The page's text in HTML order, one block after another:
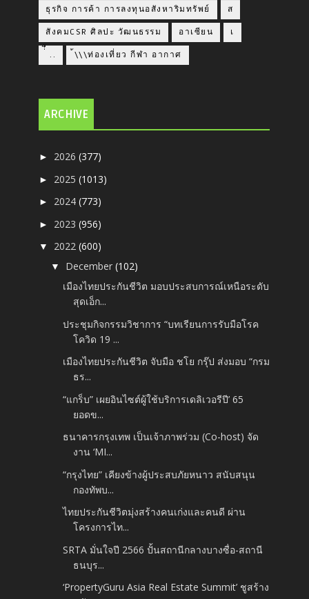
ธุรกิจ การค้า การลงทุนอสังหาริมทรัพย์ ส
สังคมCSR ศิลปะ วัฒนธรรม อาเซียน เ
่่ื​ .. ้\\\ท่องเที่ยว กีฬา อากาศ
ARCHIVE
► 2026(377)
► 2025(1013)
► 2024(773)
► 2023(956)
▼ 2022(600)
▼ December(102)
เมืองไทยประกันชีวิต มอบประสบการณ์เหนือระดับ
สุดเอ็ก...
ประชุมกิจกรรมวิชาการ “บทเรียนการรับมือโรค
โควิด 19 ...
เมืองไทยประกันชีวิต จับมือ ชโย กรุ๊ป ส่งมอบ “กรม
ธร...
“แกร็บ” เผยอินไซต์ผู้ใช้บริการเดลิเวอรีปี’ 65
ยอดข...
ธนาคารกรุงเทพ เป็นเจ้าภาพร่วม (Co-host) จัด
งาน ‘MI...
“กรุงไทย” เคียงข้างผู้ประสบภัยหนาว สนับสนุน
กองทัพบ...
ไทยประกันชีวิตมุ่งสร้างคนเก่งและคนดี ผ่าน
โครงการไท...
SRTA มั่นใจปี 2566 ปั้นสถานีกลางบางซื่อ-สถานี
ธนบุร...
‘PropertyGuru Asia Real Estate Summit’ ชูสร้าง